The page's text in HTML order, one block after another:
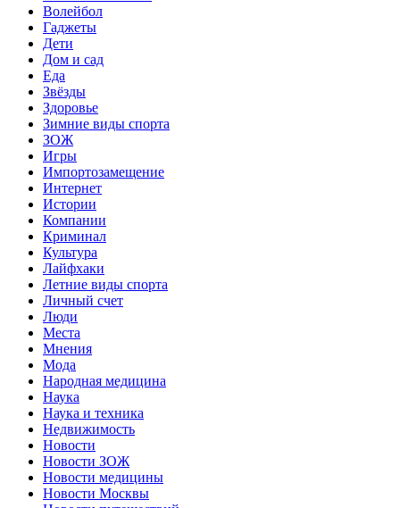
Волейбол
Гаджеты
Дети
Дом и сад
Еда
Звёзды
Здоровье
Зимние виды спорта
ЗОЖ
Игры
Импортозамещение
Интернет
Истории
Компании
Криминал
Культура
Лайфхаки
Летние виды спорта
Личный счет
Люди
Места
Мнения
Мода
Народная медицина
Наука
Наука и техника
Недвижимость
Новости
Новости ЗОЖ
Новости медицины
Новости Москвы